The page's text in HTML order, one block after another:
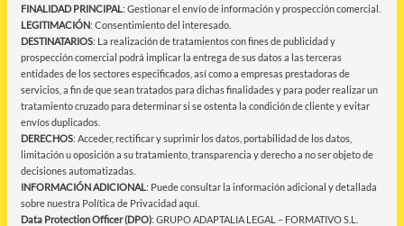
FINALIDAD PRINCIPAL: Gestionar el envío de información y prospección comercial.
LEGITIMACIÓN: Consentimiento del interesado.
DESTINATARIOS: La realización de tratamientos con fines de publicidad y
prospección comercial podrá implicar la entrega de sus datos a las terceras
entidades de los sectores especificados, así como a empresas prestadoras de
servicios, a fin de que sean tratados para dichas finalidades y para poder realizar un
tratamiento cruzado para determinar si se ostenta la condición de cliente y evitar
envíos duplicados.
DERECHOS: Acceder, rectificar y suprimir los datos, portabilidad de los datos,
limitación u oposición a su tratamiento, transparencia y derecho a no ser objeto de
decisiones automatizadas.
INFORMACIÓN ADICIONAL: Puede consultar la información adicional y detallada
sobre nuestra Política de Privacidadaquí
Data Protection Officer (DPO): GRUPO ADAPTALIA LEGAL – FORMATIVO S.L.